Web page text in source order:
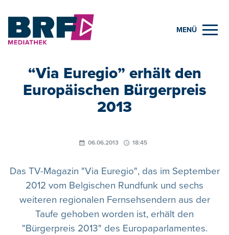
MENÜ
“Via Euregio” erhält den
Europäischen Bürgerpreis
2013
06.06.2013 18:45
Das TV-Magazin "Via Euregio", das im September
2012 vom Belgischen Rundfunk und sechs
weiteren regionalen Fernsehsendern aus der
Taufe gehoben worden ist, erhält den
"Bürgerpreis 2013" des Europaparlamentes.